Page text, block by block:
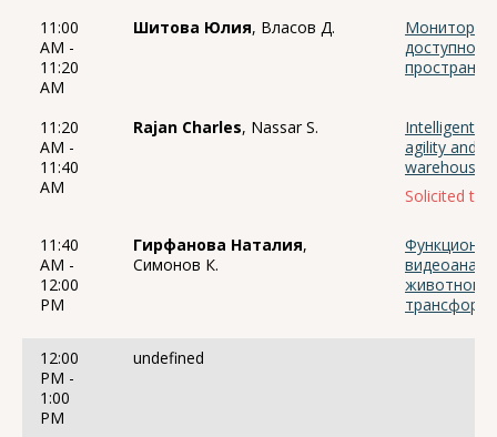
11:00
AM -
11:20
AM
Шитова Юлия, Власов Д.
11:20
AM -
11:40
AM
Rajan Charles, Nassar S.
Intelligent
agility and
warehousing
Solicited talk
11:40
AM -
12:00
PM
Гирфанова Наталия,
Симонов К.
12:00
PM -
1:00
PM
undefined